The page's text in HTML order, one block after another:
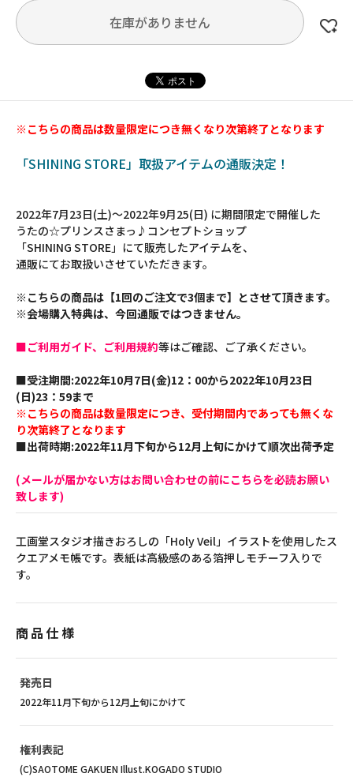
在庫がありません
※こちらの商品は数量限定につき無くなり次第終了となります
「SHINING STORE」取扱アイテムの通販決定！
2022年7月23日(土)～2022年9月25(日) に期間限定で開催した
うたの☆プリンスさまっ♪コンセプトショップ
「SHINING STORE」にて販売したアイテムを、
通販にてお取扱いさせていただきます。
※こちらの商品は【1回のご注文で3個まで】とさせて頂きます。
※会場購入特典は、今回通販ではつきません。
■ご利用ガイド、ご利用規約等はご確認、ご了承ください。
■受注期間:2022年10月7日(金)12：00から2022年10月23日
(日)23：59まで
※こちらの商品は数量限定につき、受付期間内であっても無くな
り次第終了となります
■出荷時期:2022年11月下旬から12月上旬にかけて順次出荷予定
(メールが届かない方はお問い合わせの前にこちらを必読お願い
致します)
工画堂スタジオ描きおろしの「Holy Veil」イラストを使用したス
クエアメモ帳です。表紙は高級感のある箔押しモチーフ入りで
す。
商品仕様
発売日
2022年11月下旬から12月上旬にかけて
権利表記
(C)SAOTOME GAKUEN Illust.KOGADO STUDIO